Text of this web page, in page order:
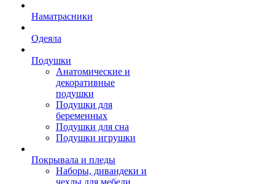
Наматрасники
Одеяла
Подушки
Анатомические и
декоративные
подушки
Подушки для
беременных
Подушки для сна
Подушки игрушки
Покрывала и пледы
Наборы, дивандеки и
чехлы для мебели